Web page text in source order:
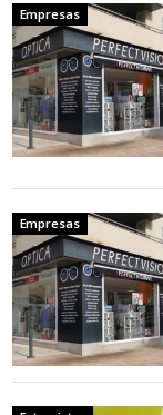
Empresas
Empresas